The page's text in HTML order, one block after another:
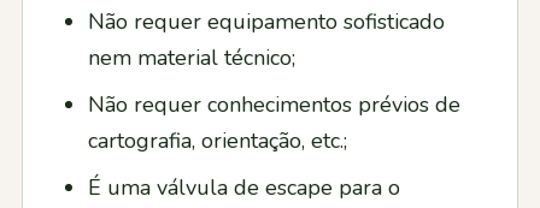
Não requer equipamento sofisticado
nem material técnico;
Não requer conhecimentos prévios de
cartografia, orientação, etc.;
É uma válvula de escape para o